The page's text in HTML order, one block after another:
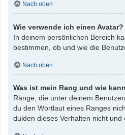
Nach oben
Wie verwende ich einen Avatar?
In deinem persönlichen Bereich
bestimmen, ob und wie die
Nach oben
Was ist mein Rang und wie
Ränge, die unter deinem
du den Wortlaut eines Ranges
dulden dieses Verhalten nicht